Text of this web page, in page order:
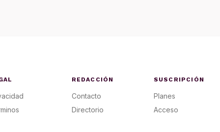
REDACCIÓN
Contacto
Directorio
SUSCRIPCIÓN
Planes
Acceso